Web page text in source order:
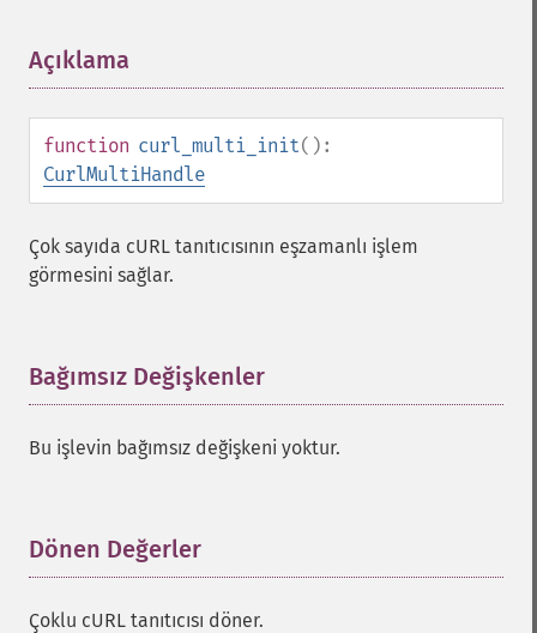
Açıklama
function curl_multi_init():
CurlMultiHandle
Çok sayıda cURL tanıtıcısının eşzamanlı işlem
görmesini sağlar.
Bağımsız Değişkenler
Bu işlevin bağımsız değişkeni yoktur.
Dönen Değerler
Çoklu cURL tanıtıcısı döner.